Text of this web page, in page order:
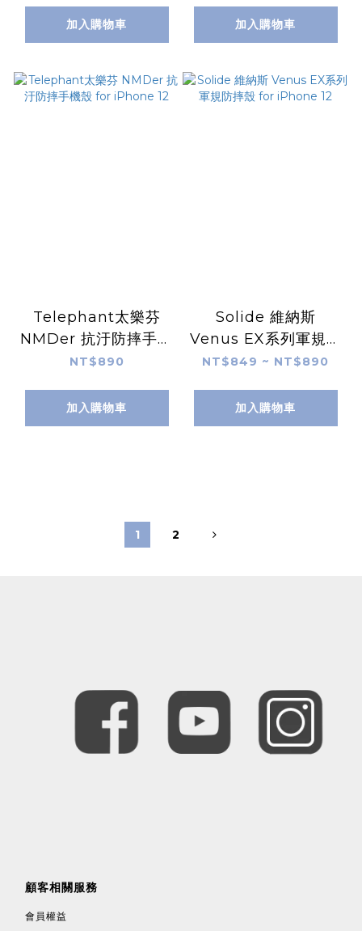
加入購物車 加入購物車
Telephant太樂芬
NMDer 抗汙防摔手機
殼 for iPhone 12
NT$890
加入購物車
Solide 維納斯
Venus EX系列軍規防
摔殼 for iPhone 12
NT$849 ~ NT$890
加入購物車
1 2
顧客相關服務
會員權益